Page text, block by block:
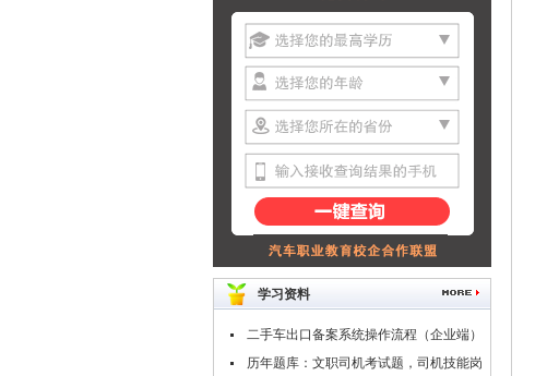
学习资料
二手车出口备案系统操作流程（企业端）
历年题库：文职司机考试题，司机技能岗